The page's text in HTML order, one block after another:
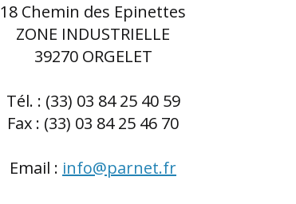
18 Chemin des Epinettes
ZONE INDUSTRIELLE
39270 ORGELET
Tél. : (33) 03 84 25 40 59
Fax : (33) 03 84 25 46 70
Email : info@parnet.fr